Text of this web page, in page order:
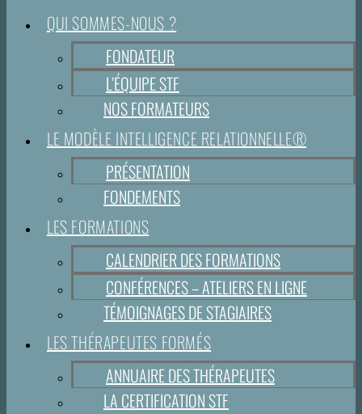
QUI SOMMES-NOUS ?
FONDATEUR
L’ÉQUIPE STF
NOS FORMATEURS
LE MODÈLE INTELLIGENCE RELATIONNELLE®
PRÉSENTATION
FONDEMENTS
LES FORMATIONS
CALENDRIER DES FORMATIONS
CONFÉRENCES – ATELIERS EN LIGNE
TÉMOIGNAGES DE STAGIAIRES
LES THÉRAPEUTES FORMÉS
ANNUAIRE DES THÉRAPEUTES
LA CERTIFICATION STF